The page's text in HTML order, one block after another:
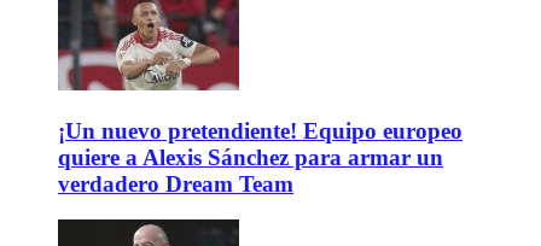
¡Un nuevo pretendiente! Equipo europeo
quiere a Alexis Sánchez para armar un
verdadero Dream Team